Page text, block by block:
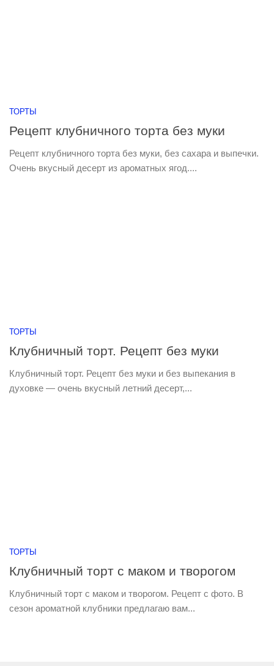
ТОРТЫ
Рецепт клубничного торта без муки
Рецепт клубничного торта без муки, без сахара и выпечки.
Очень вкусный десерт из ароматных ягод....
ТОРТЫ
Клубничный торт. Рецепт без муки
Клубничный торт. Рецепт без муки и без выпекания в
духовке — очень вкусный летний десерт,...
ТОРТЫ
Клубничный торт с маком и творогом
Клубничный торт с маком и творогом. Рецепт с фото. В
сезон ароматной клубники предлагаю вам...